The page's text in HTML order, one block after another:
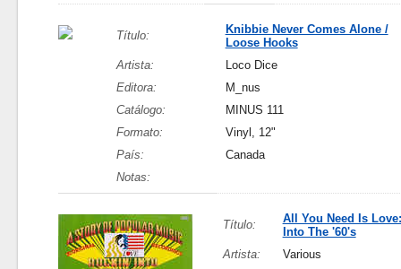
Título:
Knibbie Never Comes Alone /
Loose Hooks
Artista:
Loco Dice
Editora:
M_nus
Catálogo:
MINUS 111
Formato:
Vinyl, 12"
País:
Canada
Notas:
Título:
All You Need Is
Into The '60's
Artista:
Various